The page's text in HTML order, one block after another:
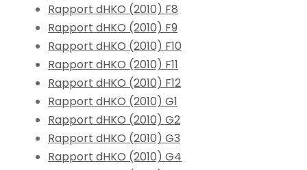
Rapport dHKO (2010) F8
Rapport dHKO (2010) F9
Rapport dHKO (2010) F10
Rapport dHKO (2010) F11
Rapport dHKO (2010) F12
Rapport dHKO (2010) G1
Rapport dHKO (2010) G2
Rapport dHKO (2010) G3
Rapport dHKO (2010) G4